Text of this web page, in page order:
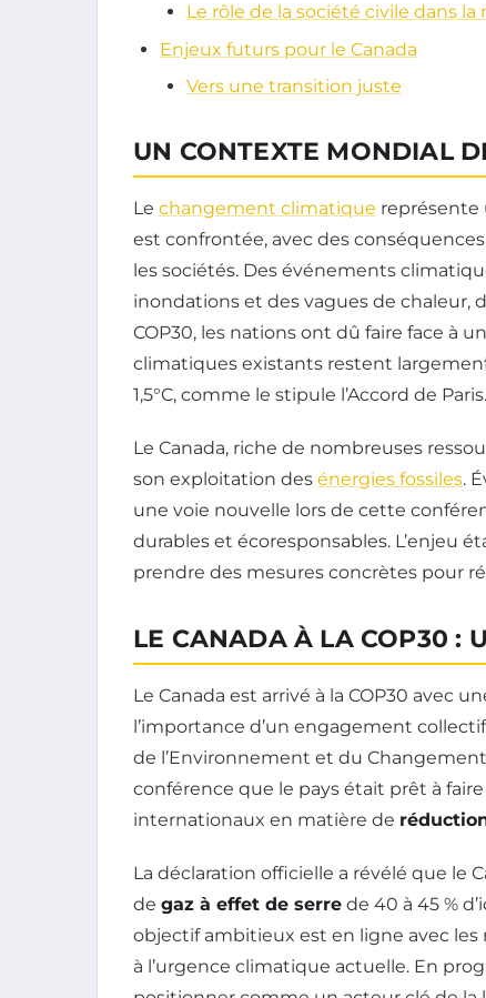
Le rôle de la société civile dans
Enjeux futurs pour le Canada
Vers une transition juste
UN CONTEXTE MONDIAL
Le changement climatique représente
est confrontée, avec des
les sociétés. Des événements
inondations et des vagues de chaleur,
COP30, les nations ont dû faire face à
climatiques existants restent
1,5°C, comme le stipule l’Accord de Paris.
Le Canada, riche de nombreuses
son exploitation des énergies fossiles.
une voie nouvelle lors de cette
durables et écoresponsables. L’enjeu
prendre des mesures concrètes pour
LE CANADA À LA COP30 :
Le Canada est arrivé à la COP30 avec
l’importance d’un engagement
de l’Environnement et du
conférence que le pays était prêt à
internationaux en matière de
La déclaration officielle a révélé que le
de gaz à effet de serre de 40 à 45 %
objectif ambitieux est en ligne avec
à l’urgence climatique actuelle. En